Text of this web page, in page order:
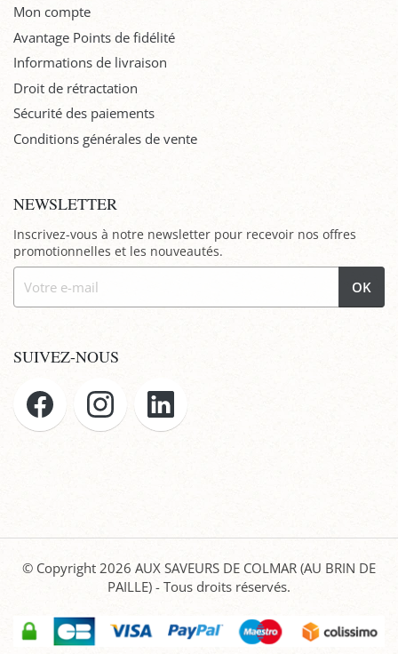
Mon compte
Avantage Points de fidélité
Informations de livraison
Droit de rétractation
Sécurité des paiements
Conditions générales de vente
NEWSLETTER
Inscrivez-vous à notre newsletter pour recevoir nos offres
promotionnelles et les nouveautés.
OK
SUIVEZ-NOUS
© Copyright 2026 AUX SAVEURS DE COLMAR (AU BRIN DE
PAILLE) - Tous droits réservés.